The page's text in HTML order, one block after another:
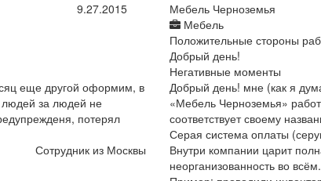
9.27.2015
еще другой оформим, в
людей за людей не
потерял
Сотрудник из Москвы
Мебель Черноземья
Мебель
Положительные стороны
Добрый день!
Негативные моменты
Добрый день! мне (как я
«Мебель Черноземья»
соответствует своему
Серая система оплаты
Внутри компании царит
неорганизованность во всём.